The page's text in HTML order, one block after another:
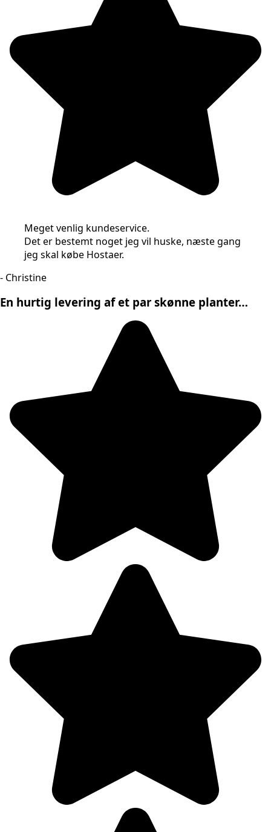
Meget venlig kundeservice.
Det er bestemt noget jeg vil huske, næste gang
jeg skal købe Hostaer.
- Christine
En hurtig levering af et par skønne planter…